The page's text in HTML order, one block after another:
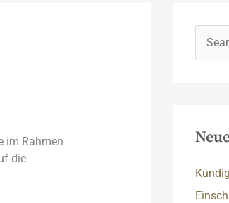
im Rahmen
die
u
n
a